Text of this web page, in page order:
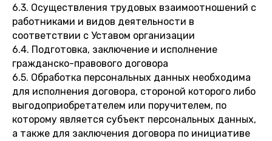
6.3. Осуществления трудовых взаимоотношений с
работниками и видов деятельности в
соответствии с Уставом организации
6.4. Подготовка, заключение и исполнение
гражданско-правового договора
6.5. Обработка персональных данных необходима
для исполнения договора, стороной которого либо
выгодоприобретателем или поручителем, по
которому является субъект персональных данных,
а также для заключения договора по инициативе